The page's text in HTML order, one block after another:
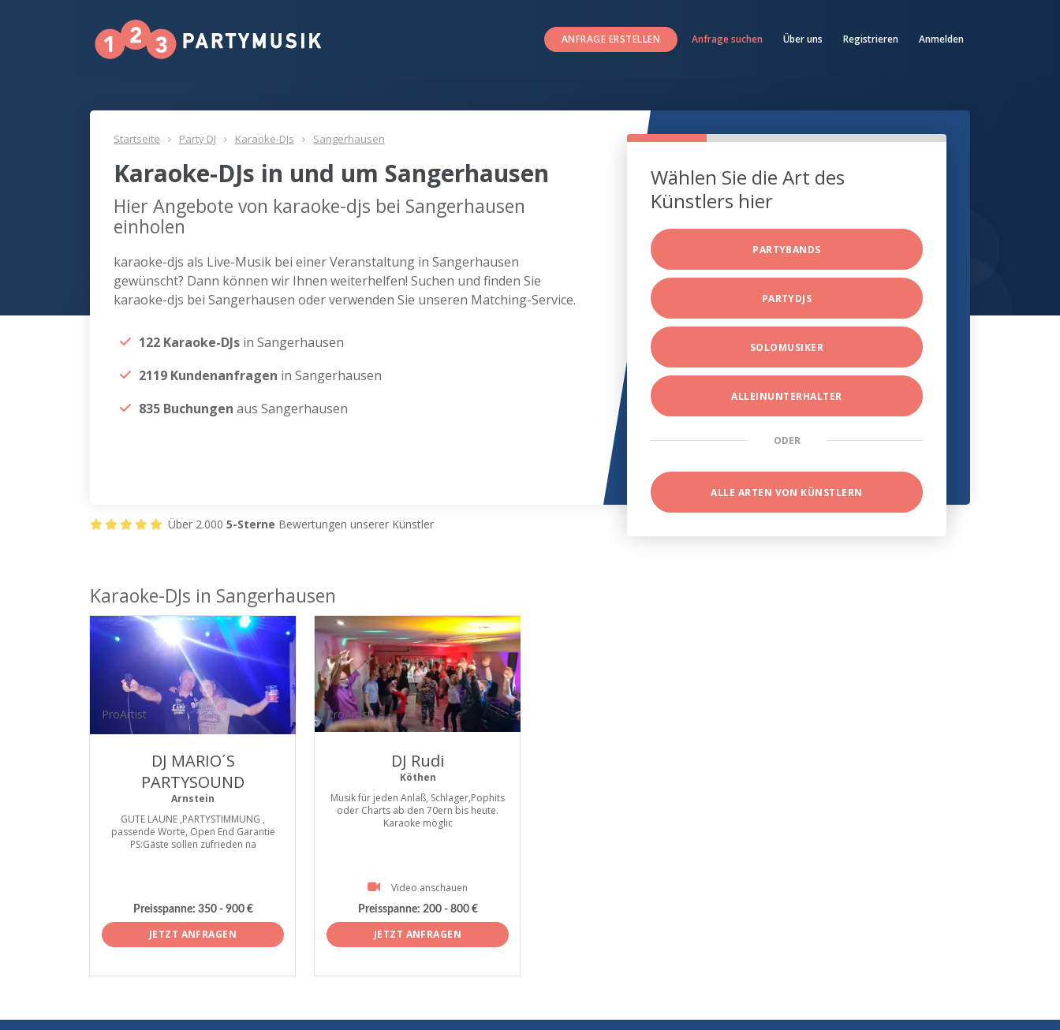
ANFRAGE ERSTELLEN Anfrage suchen Über uns Registrieren Anmelden
Startseite Party DJ Karaoke-DJs Sangerhausen
Karaoke-DJs in und um Sangerhausen
Hier Angebote von karaoke-djs bei Sangerhausen
einholen
karaoke-djs als Live-Musik bei einer Veranstaltung in Sangerhausen
gewünscht? Dann können wir Ihnen weiterhelfen! Suchen und finden Sie
karaoke-djs bei Sangerhausen oder verwenden Sie unseren Matching-Service.
122 Karaoke-DJs in Sangerhausen
2119 Kundenanfragen in Sangerhausen
835 Buchungen aus Sangerhausen
Wählen Sie die Art des
Künstlers hier
PARTYBANDS
PARTYDJS
SOLOMUSIKER
ALLEINUNTERHALTER
ODER
ALLE ARTEN VON KÜNSTLERN
Über 2.000 5-Sterne Bewertungen unserer Künstler
Karaoke-DJs in Sangerhausen
ProArtist
DJ MARIO´S
PARTYSOUND
Arnstein
GUTE LAUNE ,PARTYSTIMMUNG ,
passende Worte, Open End Garantie
PS:Gäste sollen zufrieden na
Preisspanne: 350 - 900 €
JETZT ANFRAGEN
ProArtist
DJ Rudi
Köthen
Musik für jeden Anlaß, Schlager,Pophits
oder Charts ab den 70ern bis heute.
Karaoke möglic
Video anschauen
Preisspanne: 200 - 800 €
JETZT ANFRAGEN